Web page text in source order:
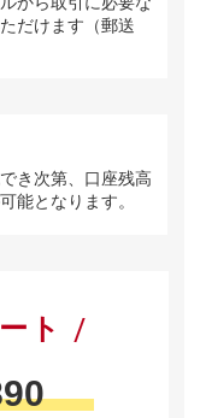
だけます（郵送
き次第、口座残高
能となります。
ト